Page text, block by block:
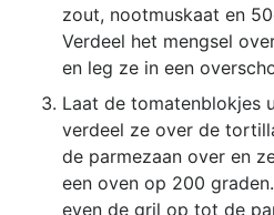
zout, nootmuskaat en
Verdeel het mengsel
en leg ze in een
Laat de tomatenblokjes
verdeel ze over de
de parmezaan over en
een oven op 200
even de gril op tot de